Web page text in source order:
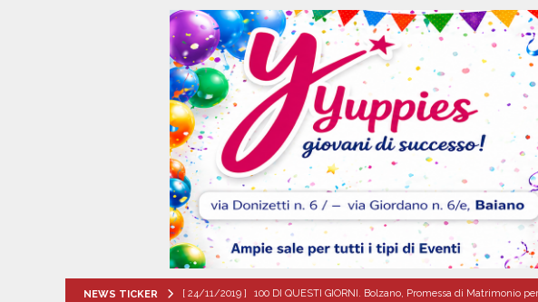
NEWS TICKER [ 24/11/2019 ] 100 DI QUESTI GIORNI. Bolzano, Promessa di Matrimonio